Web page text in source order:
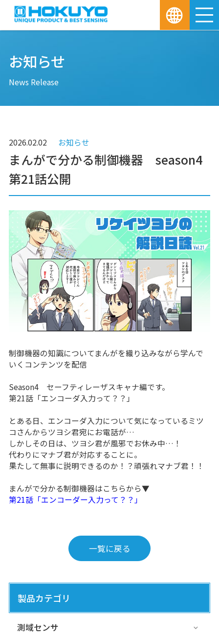
お知らせ
News Release
2026.02.02 お知らせ
まんがで分かる制御機器 season4
第21話公開
制御機器の知識についてまんがを織り込みながら学んで
いくコンテンツを配信
Season4 セーフティレーザスキャナ編です。
第21話「エンコーダ入力って？？」
とある日、エンコーダ入力について気になっているミツ
コさんからツヨシ君宛にお電話が…
しかしその日は、ツヨシ君が風邪でお休み中…！
代わりにマナブ君が対応することに。
果たして無事に説明できるのか！？頑張れマナブ君！！
まんがで分かる制御機器はこちらから▼
第21話「エンコーダー入力って？？」
一覧に戻る
製品カテゴリ
測域センサ